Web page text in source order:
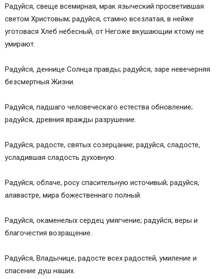
Радуйся, свеще всемирная, мрак языческий просветившая
светом Христовым; радуйся, стамно всезлатая, в нейже
уготовася Хлеб небесный, от Негоже вкушающии ктому не
умирают.
Радуйся, деннице Солнца правды; радуйся, заре невечерняя
безсмертныя Жизни.
Радуйся, падшаго человеческаго естества обновление;
радуйся, древния вражды разрушение.
Радуйся, радосте, святых созерцание; радуйся, сладосте,
усладившая сладость духовную.
Радуйся, облаче, росу спасительную источивый; радуйся,
алавастре, мира божественнаго полный.
Радуйся, окаменелых сердец умягчение; радуйся, веры и
благочестия возращение.
Радуйся, Владычице, радосте всех радостей, умиление и
спасение душ наших.